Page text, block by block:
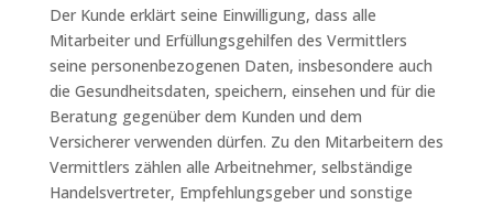
Der Kunde erklärt seine Einwilligung, dass alle
Mitarbeiter und Erfüllungsgehilfen des Vermittlers
seine personenbezogenen Daten, insbesondere auch
die Gesundheitsdaten, speichern, einsehen und für die
Beratung gegenüber dem Kunden und dem
Versicherer verwenden dürfen. Zu den Mitarbeitern des
Vermittlers zählen alle Arbeitnehmer, selbständige
Handelsvertreter, Empfehlungsgeber und sonstige